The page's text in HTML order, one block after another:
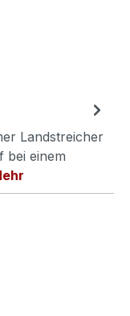
Landstreicher
bei einem